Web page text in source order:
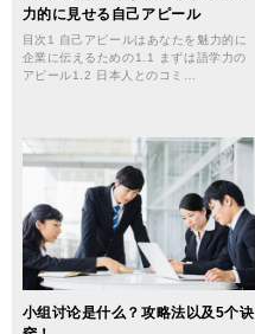
力的に見せる自己アピール
目次1 自己アピールはあなたを魅力的に
企業に伝えるための1.1 まずは語学力の
アピール1.2 日本人とのコミ…
小组讨论是什么？攻略法以及5个诀